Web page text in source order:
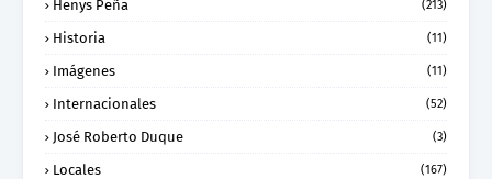
Henys Peña (213)
Historia (11)
Imágenes (11)
Internacionales (52)
José Roberto Duque (3)
Locales (167)